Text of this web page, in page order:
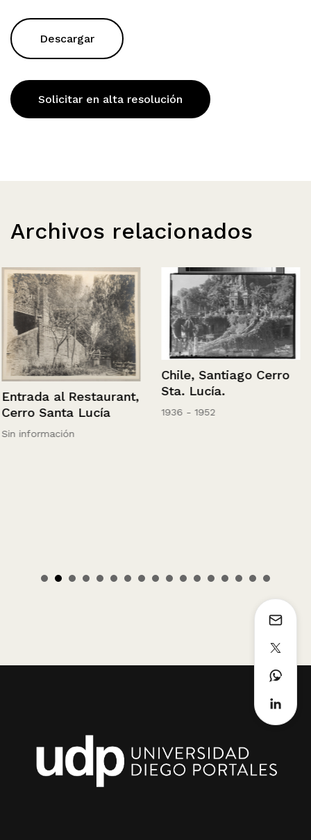
Descargar
Solicitar en alta resolución
Archivos relacionados
Entrada al Restaurant,
Cerro Santa Lucía
Sin información
Chile, Santiago Cerro
Sta. Lucía.
1936 - 1952